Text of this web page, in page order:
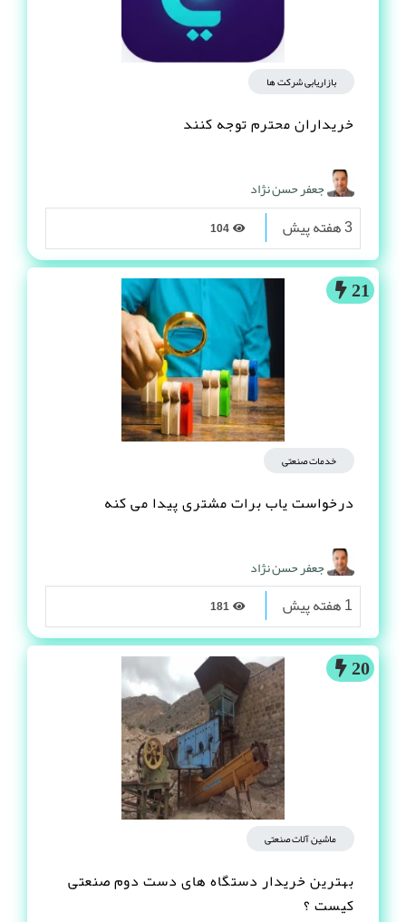
بازاریابی شرکت ها
خریداران محترم توجه کنند
جعفر حسن نژاد
3 هفته پیش
21
خدمات صنعتی
درخواست یاب برات مشتری پیدا می کنه
جعفر حسن نژاد
1 هفته پیش
20
ماشین آلات صنعتی
بهترین خریدار دستگاه های دست دوم صنعتی
کیست ؟